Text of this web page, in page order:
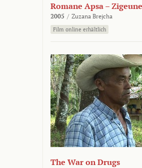
Romane Apsa –
2005 / Zuzana Brejcha
Film online erhältlich
The War on Drugs